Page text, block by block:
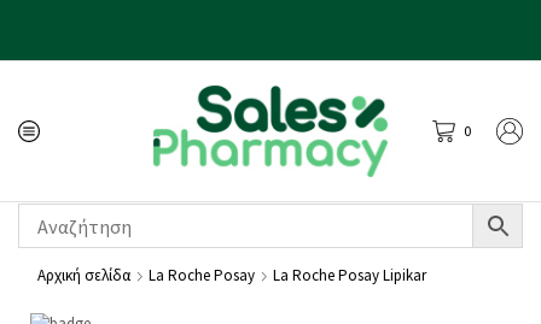
0
Αρχική σελίδα La Roche Posay La Roche Posay Lipikar